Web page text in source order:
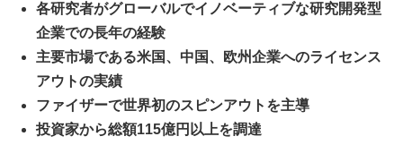
各研究者がグローバルでイノベーティブな研究開発型
企業での長年の経験
主要市場である米国、中国、欧州企業へのライセンス
アウトの実績
ファイザーで世界初のスピンアウトを主導
投資家から総額115億円以上を調達